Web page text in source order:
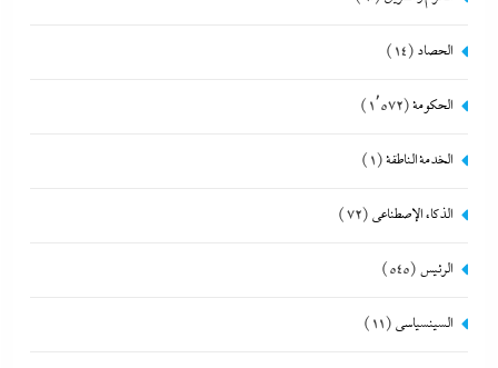
الحصاد (14)
الحكومة(1٬572)
الخدمة الناطقة(1)
الذكاء الإصطناعي (72)
الرئيس (545)
السينسياسي (11)